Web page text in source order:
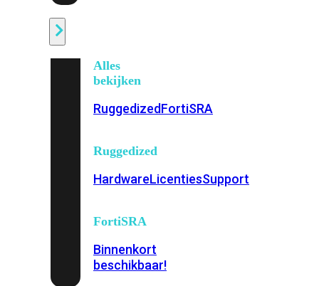
Alles
bekijken
RuggedizedFortiSRA
Ruggedized
HardwareLicentiesSupport
FortiSRA
Binnenkort
beschikbaar!